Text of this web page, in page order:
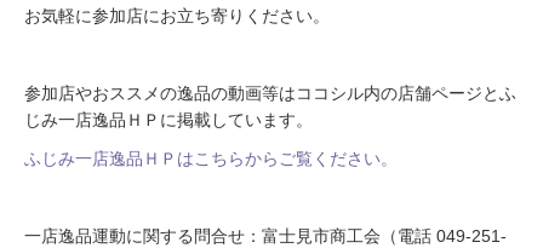
お気軽に参加店にお立ち寄りください。
参加店やおススメの逸品の動画等はココシル内の店舗ページとふ
じみ一店逸品ＨＰに掲載しています。
ふじみ一店逸品ＨＰはこちらからご覧ください。
一店逸品運動に関する問合せ：富士見市商工会（電話 049-251-